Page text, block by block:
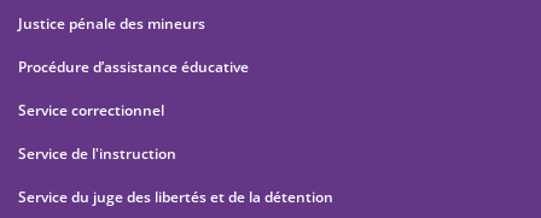
Justice pénale des mineurs
Procédure d’assistance éducative
Service correctionnel
Service de l'instruction
Service du juge des libertés et de la détention